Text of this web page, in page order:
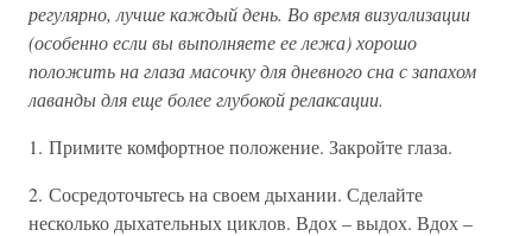
регулярно, лучше каждый день. Во время визуализации
(особенно если вы выполняете ее лежа) хорошо
положить на глаза масочку для дневного сна с запахом
лаванды для еще более глубокой релаксации.
1. Примите комфортное положение. Закройте глаза.
2. Сосредоточьтесь на своем дыхании. Сделайте
несколько дыхательных циклов. Вдох – выдох. Вдох –